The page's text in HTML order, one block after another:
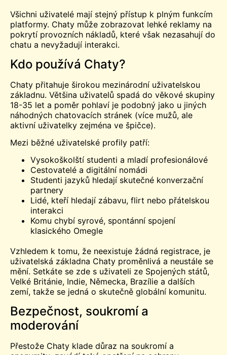
Všichni uživatelé mají stejný přístup k plným funkcím
platformy. Chaty může zobrazovat lehké reklamy na
pokrytí provozních nákladů, které však nezasahují do
chatu a nevyžadují interakci.
Kdo používá Chaty?
Chaty přitahuje širokou mezinárodní uživatelskou
základnu. Většina uživatelů spadá do věkové skupiny
18-35 let a poměr pohlaví je podobný jako u jiných
náhodných chatovacích stránek (více mužů, ale
aktivní uživatelky zejména ve špičce).
Mezi běžné uživatelské profily patří:
Vysokoškolští studenti a mladí profesionálové
Cestovatelé a digitální nomádi
Studenti jazyků hledají skutečné konverzační
partnery
Lidé, kteří hledají zábavu, flirt nebo přátelskou
interakci
Komu chybí syrové, spontánní spojení
klasického Omegle
Vzhledem k tomu, že neexistuje žádná registrace, je
uživatelská základna Chaty proměnlivá a neustále se
mění. Setkáte se zde s uživateli ze Spojených států,
Velké Británie, Indie, Německa, Brazílie a dalších
zemí, takže se jedná o skutečně globální komunitu.
Bezpečnost, soukromí a
moderování
Přestože Chaty klade důraz na soukromí a